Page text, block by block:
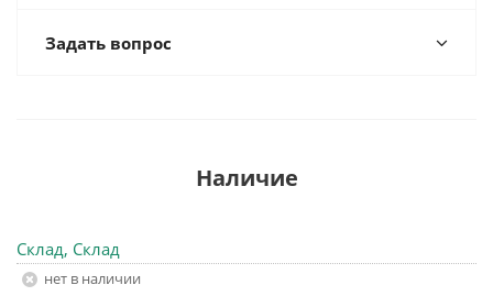
Задать вопрос
Наличие
Склад, Склад
Нет в наличии